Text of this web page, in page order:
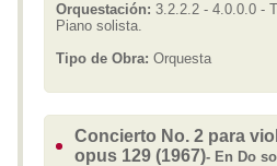
Orquestación: 3.2.2.2 - 4.0.0.0 -
Piano solista.
Tipo de Obra: Orquesta
Concierto No. 2 para
opus 129 (1967)- En Do